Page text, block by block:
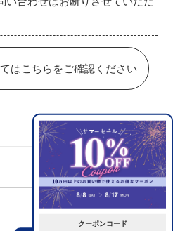
クーポンコード
はこちらをご確認ください